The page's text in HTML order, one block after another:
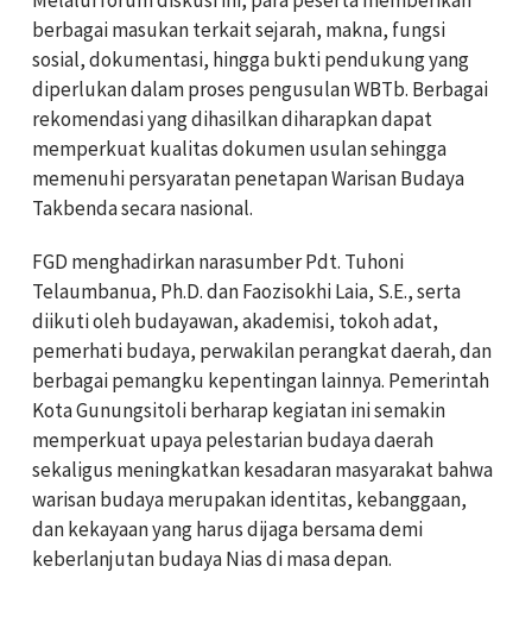
berbagai masukan terkait sejarah, makna, fungsi
sosial, dokumentasi, hingga bukti pendukung yang
diperlukan dalam proses pengusulan WBTb. Berbagai
rekomendasi yang dihasilkan diharapkan dapat
memperkuat kualitas dokumen usulan sehingga
memenuhi persyaratan penetapan Warisan Budaya
Takbenda secara nasional.
FGD menghadirkan narasumber Pdt. Tuhoni
Telaumbanua, Ph.D. dan Faozisokhi Laia, S.E., serta
diikuti oleh budayawan, akademisi, tokoh adat,
pemerhati budaya, perwakilan perangkat daerah, dan
berbagai pemangku kepentingan lainnya. Pemerintah
Kota Gunungsitoli berharap kegiatan ini semakin
memperkuat upaya pelestarian budaya daerah
sekaligus meningkatkan kesadaran masyarakat bahwa
warisan budaya merupakan identitas, kebanggaan,
dan kekayaan yang harus dijaga bersama demi
keberlanjutan budaya Nias di masa depan.